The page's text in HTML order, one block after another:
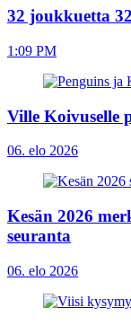
32 joukkuetta
1:09 PM
Ville Koivuselle
06. elo 2026
Kesän 2026
seuranta
06. elo 2026